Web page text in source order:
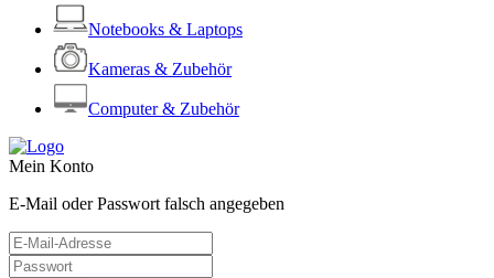
Notebooks & Laptops
Kameras & Zubehör
Computer & Zubehör
Mein Konto
E-Mail oder Passwort falsch angegeben